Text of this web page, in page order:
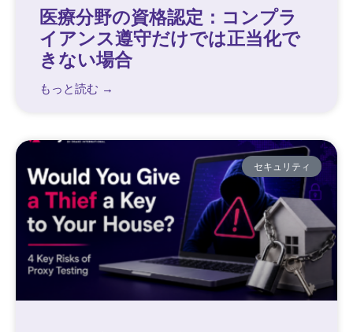
医療分野の資格認定：コンプラ
イアンス遵守だけでは正当化で
きない場合
もっと読む →
セキュリティ